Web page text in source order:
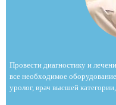
Провести диагностику и
все необходимое
уролог, врач высшей